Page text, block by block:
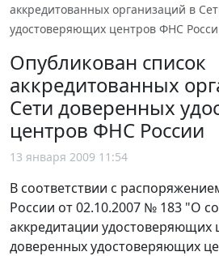
аккредитованных организаций в
удостоверяющих центров ФНС
Опубликован список
аккредитованных
Сети доверенных
центров ФНС России
13 января 2009 11:54
В соответствии с
России от 02.10.2007 № 183 "О
аккредитации удостоверяющих
доверенных удостоверяющих